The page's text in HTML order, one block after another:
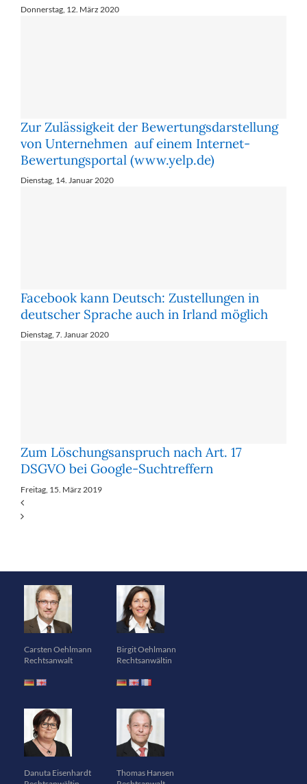
Donnerstag, 12. März 2020
Zur Zulässigkeit der Bewertungsdarstellung
von Unternehmen auf einem Internet-
Bewertungsportal (www.yelp.de)
Dienstag, 14. Januar 2020
Facebook kann Deutsch: Zustellungen in
deutscher Sprache auch in Irland möglich
Dienstag, 7. Januar 2020
Zum Löschungsanspruch nach Art. 17
DSGVO bei Google-Suchtreffern
Freitag, 15. März 2019
Carsten Oehlmann
Rechtsanwalt
Birgit Oehlmann
Rechtsanwältin
Danuta Eisenhardt
Thomas Hansen